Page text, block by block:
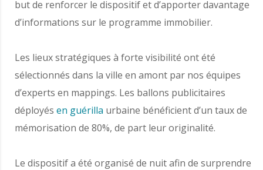
but de renforcer le dispositif et d’apporter davantage
d’informations sur le programme immobilier.
Les lieux stratégiques à forte visibilité ont été
sélectionnés dans la ville en amont par nos équipes
d’experts en mappings. Les ballons publicitaires
déployés en guérilla urbaine bénéficient d’un taux de
mémorisation de 80%, de part leur originalité.
Le dispositif a été organisé de nuit afin de surprendre